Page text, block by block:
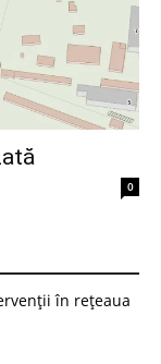
0
în rețeaua